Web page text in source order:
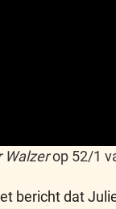
Walzerop 52/1
bericht dat